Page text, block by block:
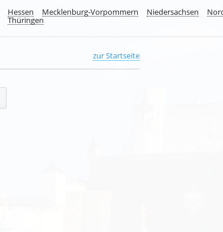
Hessen Mecklenburg-Vorpommern Niedersachsen
Thüringen
zur Startseite